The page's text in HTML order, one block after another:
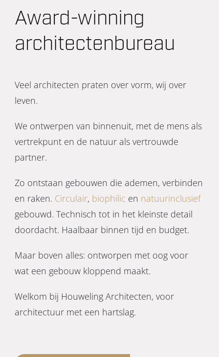
Award-winning
architectenbureau
Veel architecten praten over vorm, wij over
leven.
We ontwerpen van binnenuit, met de mens als
vertrekpunt en de natuur als vertrouwde
partner.
Zo ontstaan gebouwen die ademen, verbinden
en raken. Circulair, biophilic en natuurinclusief
gebouwd. Technisch tot in het kleinste detail
doordacht. Haalbaar binnen tijd en budget.
Maar boven alles: ontworpen met oog voor
wat een gebouw kloppend maakt.
Welkom bij Houweling Architecten, voor
architectuur met een hartslag.